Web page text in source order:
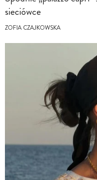
sieciówce
ZOFIA CZAJKOWSKA